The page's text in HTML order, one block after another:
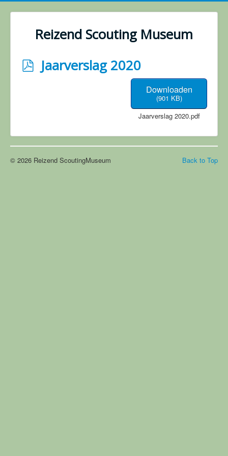
Reizend Scouting Museum
pJaarverslag 2020
Downloaden
(901 KB)
Jaarverslag 2020.pdf
Back to Top
© 2026 Reizend ScoutingMuseum